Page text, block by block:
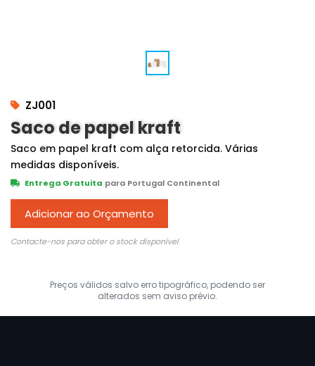
ZJ001
Saco de papel kraft
Saco em papel kraft com alça retorcida. Várias
medidas disponíveis.
Entrega Gratuita para Portugal Continental
Adicionar ao Orçamento
Contacte-nos para obter o stock disponível
Preços válidos salvo erro tipográfico, podendo ser
alterados sem aviso prévio.